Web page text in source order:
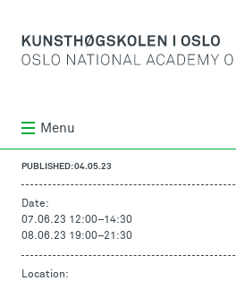
Menu
PUBLISHED: 04.05.23
Date:
07.06.23 12:00–14:30
08.06.23 19:00–21:30
Location: